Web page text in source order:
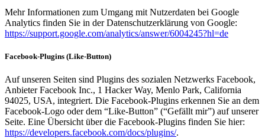
Mehr Informationen zum Umgang mit Nutzerdaten bei Google
Analytics finden Sie in der Datenschutzerklärung von Google:
https://support.google.com/analytics/answer/6004245?hl=de
Facebook-Plugins (Like-Button)
Auf unseren Seiten sind Plugins des sozialen Netzwerks Facebook,
Anbieter Facebook Inc., 1 Hacker Way, Menlo Park, California
94025, USA, integriert. Die Facebook-Plugins erkennen Sie an dem
Facebook-Logo oder dem “Like-Button” (“Gefällt mir”) auf unserer
Seite. Eine Übersicht über die Facebook-Plugins finden Sie hier:
https://developers.facebook.com/docs/plugins/.